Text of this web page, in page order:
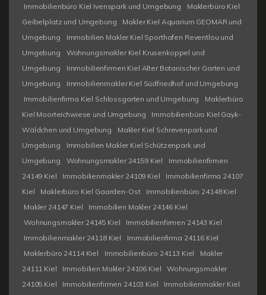
Immobilienbüro Kiel Ivenspark und Umgebung
Maklerbüro Kiel
Geibelplatz und Umgebung
Makler Kiel Aquarium GEOMAR und
Umgebung
Immobilien Makler Kiel Sporthafen Reventlou und
Umgebung
Wohnungsmakler Kiel Krusenkoppel und
Umgebung
Immobilienfirmen Kiel Alter Botanischer Garten und
Umgebung
Immobilienmakler Kiel Südfriedhof und Umgebung
Immobilienfirma Kiel Schlossgarten und Umgebung
Maklerbüro
Kiel Moorteichwiese und Umgebung
Immobilienbüro Kiel Gayk-
Wäldchen und Umgebung
Makler Kiel Schrevenpark und
Umgebung
Immobilien Makler Kiel Schützenpark und
Umgebung
Wohnungsmakler 24159 Kiel
Immobilienfirmen
24149 Kiel
Immobilienmakler 24109 Kiel
Immobilienfirma 24107
Kiel
Maklerbüro Kiel Gaarden-Ost
Immobilienbüro 24148 Kiel
Makler 24147 Kiel
Immobilien Makler 24146 Kiel
Wohnungsmakler 24145 Kiel
Immobilienfirmen 24143 Kiel
Immobilienmakler 24118 Kiel
Immobilienfirma 24116 Kiel
Maklerbüro 24114 Kiel
Immobilienbüro 24113 Kiel
Makler
24111 Kiel
Immobilien Makler 24106 Kiel
Wohnungsmakler
24105 Kiel
Immobilienfirmen 24103 Kiel
Immobilienmakler Kiel